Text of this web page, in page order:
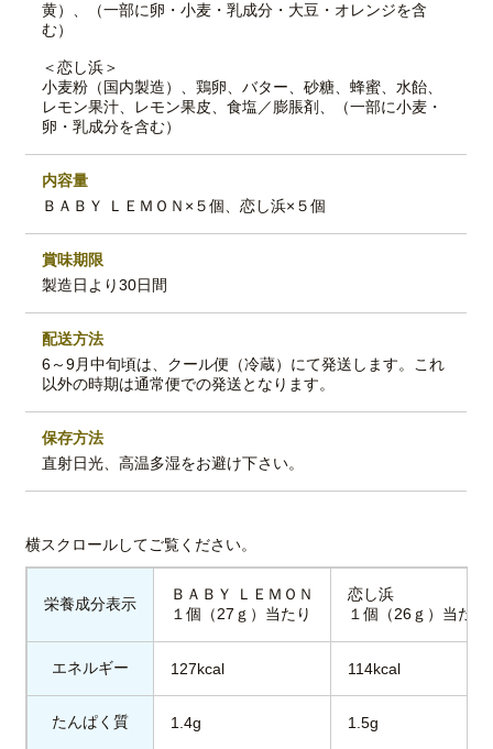
黄）、（一部に卵・小麦・乳成分・大豆・オレンジを含
む）
＜恋し浜＞
小麦粉（国内製造）、鶏卵、バター、砂糖、蜂蜜、水飴、
レモン果汁、レモン果皮、食塩／膨脹剤、（一部に小麦・
卵・乳成分を含む）
内容量
ＢＡＢＹ ＬＥＭＯＮ×５個、恋し浜×５個
賞味期限
製造日より30日間
配送方法
6～9月中旬頃は、クール便（冷蔵）にて発送します。これ
以外の時期は通常便での発送となります。
保存方法
直射日光、高温多湿をお避け下さい。
栄養成分表示
ＢＡＢＹ ＬＥＭＯＮ
１個（27ｇ）当たり
恋し浜
１個（26ｇ）当たり
エネルギー 127kcal 114kcal
たんぱく質 1.4g 1.5g